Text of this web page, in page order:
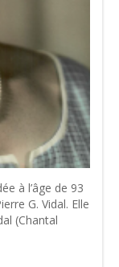
à l’âge de 93
G. Vidal. Elle
(Chantal